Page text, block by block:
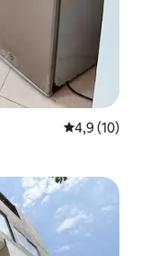
Évaluation
4,9 (10)